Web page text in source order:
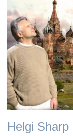
Helgi